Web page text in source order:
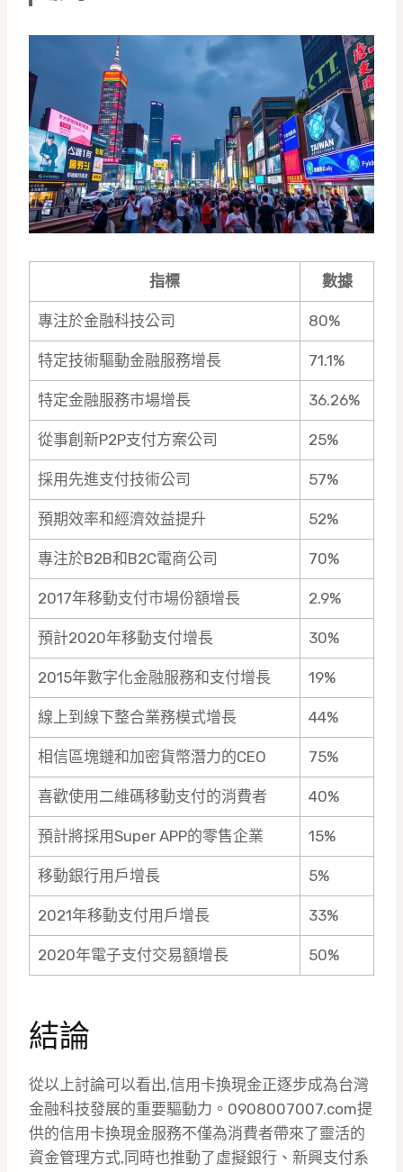
指標 數據
專注於金融科技公司 80%
特定技術驅動金融服務增長 71.1%
特定金融服務市場增長 36.26%
從事創新P2P支付方案公司 25%
採用先進支付技術公司 57%
預期效率和經濟效益提升 52%
專注於B2B和B2C電商公司 70%
2017年移動支付市場份額增長 2.9%
預計2020年移動支付增長 30%
2015年數字化金融服務和支付增長 19%
線上到線下整合業務模式增長 44%
相信區塊鏈和加密貨幣潛力的CEO 75%
喜歡使用二維碼移動支付的消費者 40%
預計將採用Super APP的零售企業 15%
移動銀行用戶增長 5%
2021年移動支付用戶增長 33%
2020年電子支付交易額增長 50%
結論
從以上討論可以看出,信用卡換現金正逐步成為台灣
金融科技發展的重要驅動力。0908007007.com提
供的信用卡換現金服務不僅為消費者帶來了靈活的
資金管理方式,同時也推動了虛擬銀行、新興支付系